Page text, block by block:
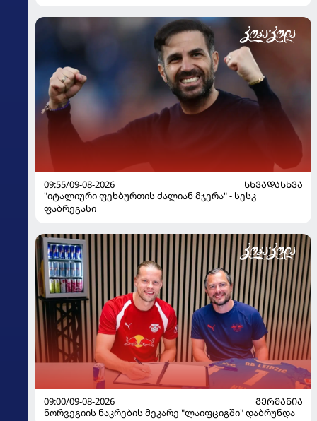
09:55/09-08-2026
ᲡᲮᲕᲐᲓᲐᲡᲮᲕᲐ
"იტალიური ფეხბურთის ძალიან მჯერა" - სესკ
ფაბრეგასი
09:00/09-08-2026
ᲒᲔᲠᲛᲐᲜᲘᲐ
ნორვეგიის ნაკრების მეკარე "ლაიფციგში" დაბრუნდა